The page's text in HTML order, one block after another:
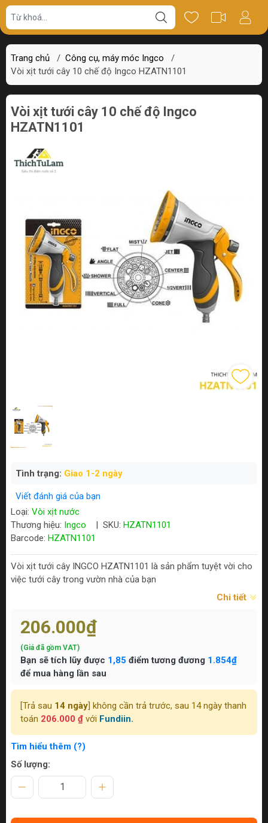
Trang chủ / Công cụ, máy móc Ingco
/
Vòi xịt tưới cây 10 chế độ Ingco HZATN1101
Giá bán Thông số Review
Vòi xịt tưới cây 10 chế độ Ingco
HZATN1101
Tình trạng: Giao 1-2 ngày
Viết đánh giá của bạn
Loại: Vòi xịt nước
Thương hiệu: Ingco SKU: HZATN1101
Barcode: HZATN1101
Vòi xịt tưới cây INGCO HZATN1101 là sản phẩm tuyệt vời cho
việc tưới cây trong vườn nhà của bạn
Chi tiết
206.000₫
(Giá đã gồm VAT)
Bạn sẽ tích lũy được 1,85 điểm tương đương 1.854₫
để mua hàng lần sau
[Trả sau 14 ngày ] không cần trả trước, sau 14 ngày thanh
toán 206.000 ₫ với Fundiin.
Tìm hiểu thêm (?)
Số lượng: